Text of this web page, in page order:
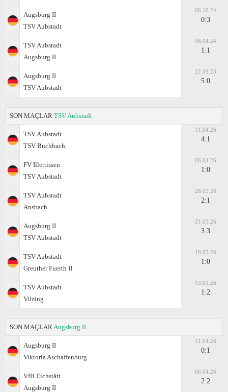
Augsburg II
TSV Aubstadt
06.10.24
0:3
TSV Aubstadt
Augsburg II
06.04.24
1:1
Augsburg II
TSV Aubstadt
22.09.23
5:0
SON MAÇLAR TSV Aubstadt
TSV Aubstadt
TSV Buchbach
11.04.26
4:1
FV Illertissen
TSV Aubstadt
06.04.26
1:0
TSV Aubstadt
Ansbach
28.03.26
2:1
Augsburg II
TSV Aubstadt
21.03.26
3:3
TSV Aubstadt
Greuther Fuerth II
18.03.26
1:0
TSV Aubstadt
Vilzing
13.03.26
1:2
SON MAÇLAR Augsburg II
Augsburg II
Viktoria Aschaffenburg
11.04.26
0:1
VfB Eichstätt
Augsburg II
06.04.26
2:2